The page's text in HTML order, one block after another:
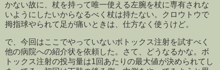
かない故に、杖を持って唯一使える左腕を杖に専有されな
いようにしたいからなるべく杖は持たない。クロウトウで
拇指球やられて足が痛いときは、仕方なく使うけど。
で、今回はここでやっていないボトックス注射を試すべく
他の病院への紹介状を依頼した。さて、どうなるかな。ボ
トックス注射の投与量は1回あたりの最大値が決められてし